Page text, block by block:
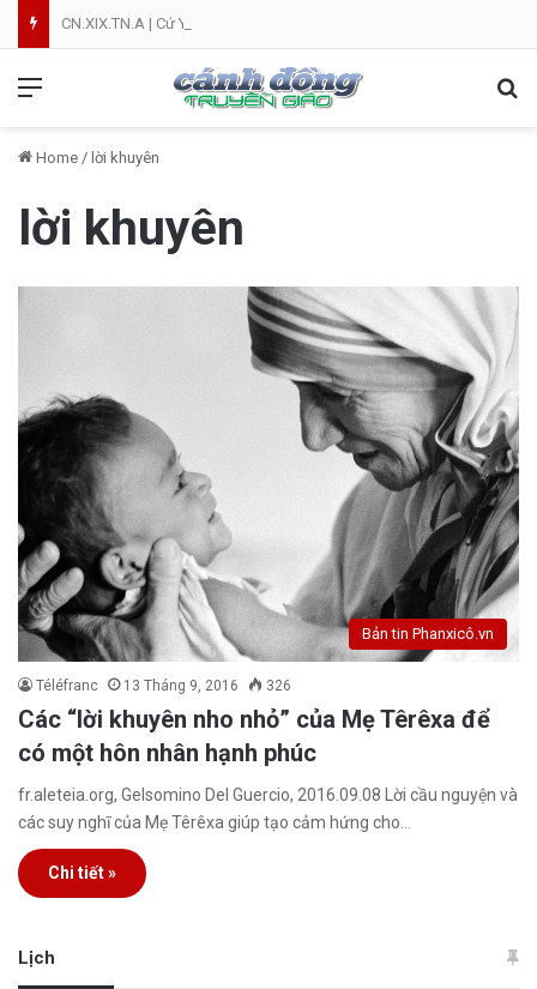
CN.XIX.TN.A | Cứ Yên Tâm | NVT
Home / lời khuyên
lời khuyên
Bản tin Phanxicô.vn
Téléfranc 13 Tháng 9, 2016 326
Các “lời khuyên nho nhỏ” của Mẹ Têrêxa để
có một hôn nhân hạnh phúc
fr.aleteia.org, Gelsomino Del Guercio, 2016.09.08 Lời cầu nguyện và
các suy nghĩ của Mẹ Têrêxa giúp tạo cảm hứng cho…
Chi tiết »
Lịch